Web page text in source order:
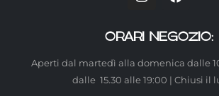
ORARI NEGOZIO:
Aperti dal martedì alla domenica dalle
dalle 15.30 alle 19:00 | Chiusi il